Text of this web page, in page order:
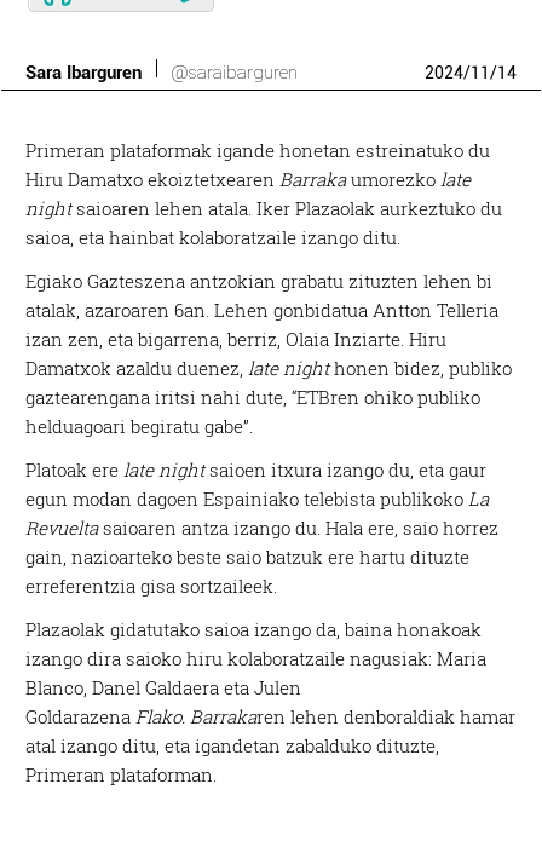
Sara Ibarguren @saraibarguren 2024/11/14
Primeran plataformak igande honetan estreinatuko du
Hiru Damatxo ekoiztetxearen Barrakaumorezko late
nightsaioaren lehen atala. Iker Plazaolak aurkeztuko du
saioa, eta hainbat kolaboratzaile izango ditu.
Egiako Gazteszena antzokian grabatu zituzten lehen bi
atalak, azaroaren 6an. Lehen gonbidatua Antton Telleria
izan zen, eta bigarrena, berriz, Olaia Inziarte. Hiru
Damatxok azaldu duenez, late nighthonen bidez, publiko
gaztearengana iritsi nahi dute, “ETBren ohiko publiko
helduagoari begiratu gabe”.
Platoak ere late nightsaioen itxura izango du, eta gaur
egun modan dagoen Espainiako telebista publikoko La
Revueltasaioaren antza izango du. Hala ere, saio horrez
gain, nazioarteko beste saio batzuk ere hartu dituzte
erreferentzia gisa sortzaileek.
Plazaolak gidatutako saioa izango da, baina honakoak
izango dira saioko hiru kolaboratzaile nagusiak: Maria
Blanco, Danel Galdaera eta Julen
Goldarazena Flako. Barrakaren lehen denboraldiak hamar
atal izango ditu, eta igandetan zabalduko dituzte,
Primeran plataforman.